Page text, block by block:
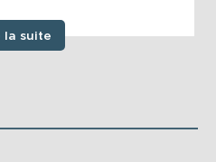
la suite